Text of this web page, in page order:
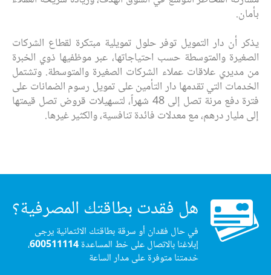
بأمان.
يذكر أن دار التمويل توفر حلول تمويلية مبتكرة لقطاع الشركات
الصغيرة والمتوسطة حسب احتياجاتها، عبر موظفيها ذوي الخبرة
من مديري علاقات عملاء الشركات الصغيرة والمتوسطة. وتشتمل
الخدمات التي تقدمها دار التأمين على تمويل رسوم الضمانات على
فترة دفع مرنة تصل إلى 48 شهراً، لتسهيلات قروض تصل قيمتها
إلى مليار درهم، مع معدلات فائدة تنافسية، والكثير غيرها.
هل فقدت بطاقتك المصرفية؟
في حال فقدان أو سرقة بطاقتك الائتمانية يرجى
إبلاغنا بالاتصال على خط المساعدة600511114،
خدمتنا متوفرة على مدار الساعة